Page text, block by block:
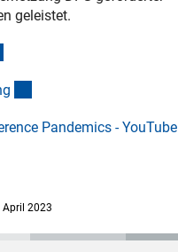
geleistet.
g
Pandemics - YouTube
April 2023